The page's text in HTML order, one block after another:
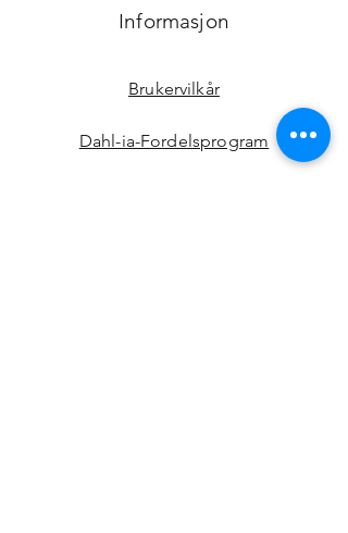
Informasjon
Brukervilkår
Dahl-ia-Fordelsprogram